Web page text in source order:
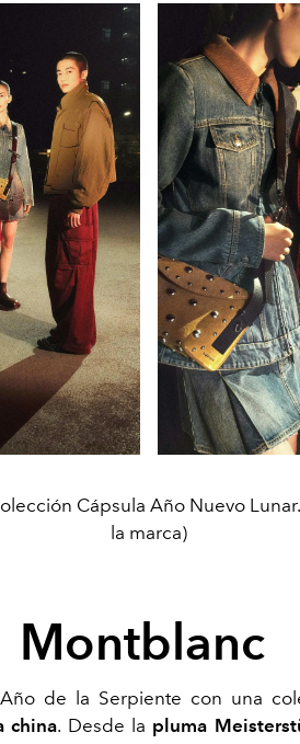
Cápsula Año Nuevo
la marca)
Montblanc
de la Serpiente con una
china. Desde la pluma